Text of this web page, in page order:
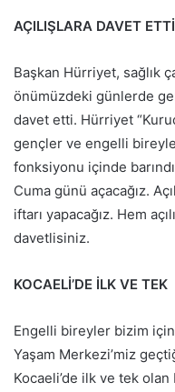
AÇILIŞLARA DAVET ETTİ
Başkan Hürriyet, sağlık
önümüzdeki günlerde
davet etti. Hürriyet
gençler ve engelli
fonksiyonu içinde
Cuma günü açacağız.
iftarı yapacağız. Hem
davetlisiniz.
KOCAELİ’DE İLK VE TEK
Engelli bireyler bizim
Yaşam Merkezi’miz
Kocaeli’de ilk ve tek